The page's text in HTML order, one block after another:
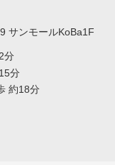
サンモールKoBa1F
分
分
約18分